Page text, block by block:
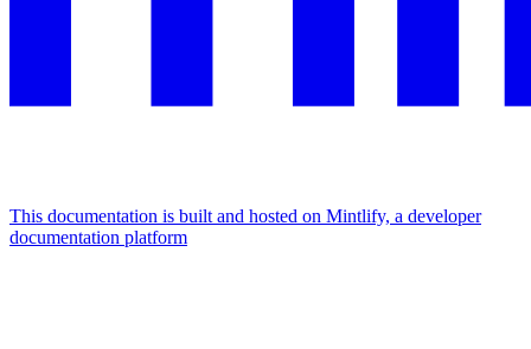
This documentation is built and hosted on Mintlify, a developer
documentation platform